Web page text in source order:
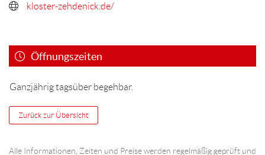
kloster-zehdenick.de/
Öffnungszeiten
Ganzjährig tagsüber begehbar.
Zurück zur Übersicht
Alle Informationen, Zeiten und Preise werden regelmäßig geprüft und